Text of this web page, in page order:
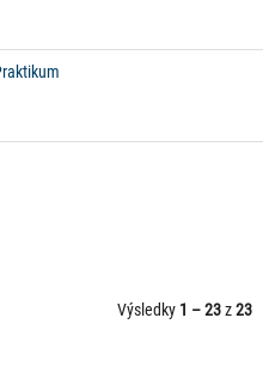
Výsledky 1 – 23z23